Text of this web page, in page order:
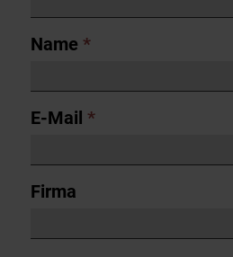
Name *
E-Mail *
Firma